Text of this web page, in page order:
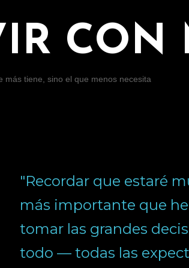
CON
más tiene, sino el que menos necesita
"Recordar que estaré
más importante que
tomar las grandes
todo — todas las